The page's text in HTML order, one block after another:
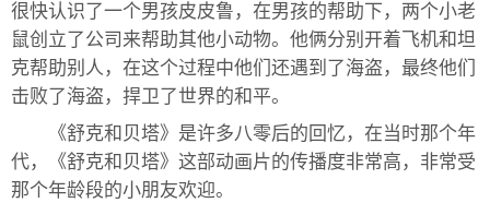
很快认识了一个男孩皮皮鲁，在男孩的帮助下，两个小老
鼠创立了公司来帮助其他小动物。他俩分别开着飞机和坦
克帮助别人，在这个过程中他们还遇到了海盗，最终他们
击败了海盗，捍卫了世界的和平。
《舒克和贝塔》是许多八零后的回忆，在当时那个年
代，《舒克和贝塔》这部动画片的传播度非常高，非常受
那个年龄段的小朋友欢迎。